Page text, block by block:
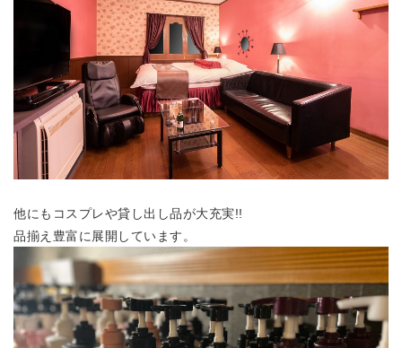
他にもコスプレや貸し出し品が大充実!!
品揃え豊富に展開しています。